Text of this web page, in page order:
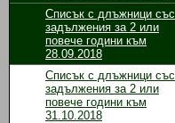
Списък с длъжници със
задължения за 2 или
повече години към
28.09.2018
Списък с длъжници със
задължения за 2 или
повече години към
31.10.2018